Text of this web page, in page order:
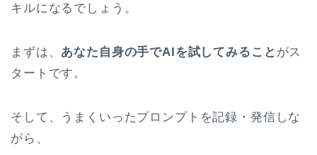
キルになるでしょう。
まずは、 あなた自身の手でAIを試してみること がス
タートです。
そして、うまくいったプロンプトを記録・発信しな
がら、